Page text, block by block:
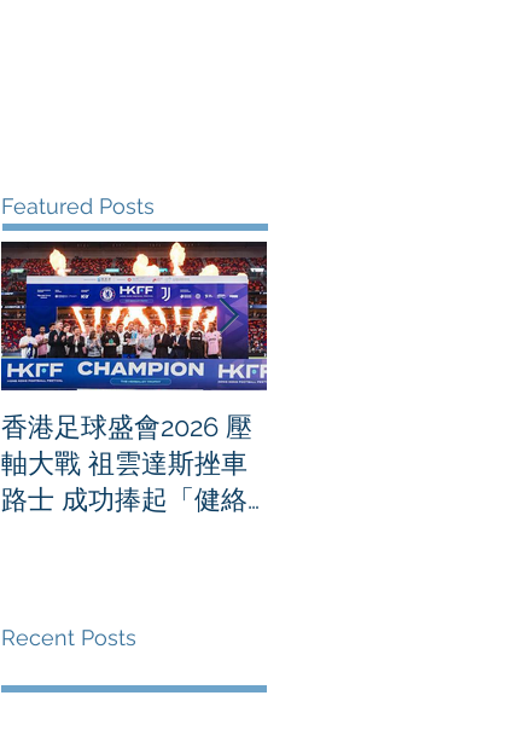
Featured Posts
香港足球盛會2026 壓
軸大戰 祖雲達斯挫車
路士 成功捧起「健絡
Recent Posts